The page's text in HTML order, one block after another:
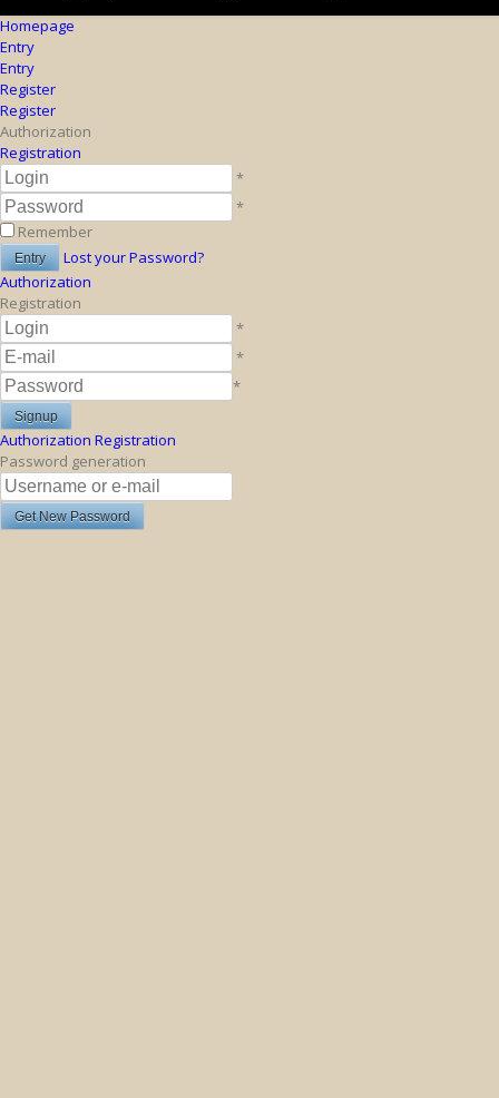
Homepage
Entry
Entry
Register
Register
Authorization
Registration
*
*
Remember
Lost your Password?
Authorization
Registration
*
*
*
Authorization Registration
Password generation